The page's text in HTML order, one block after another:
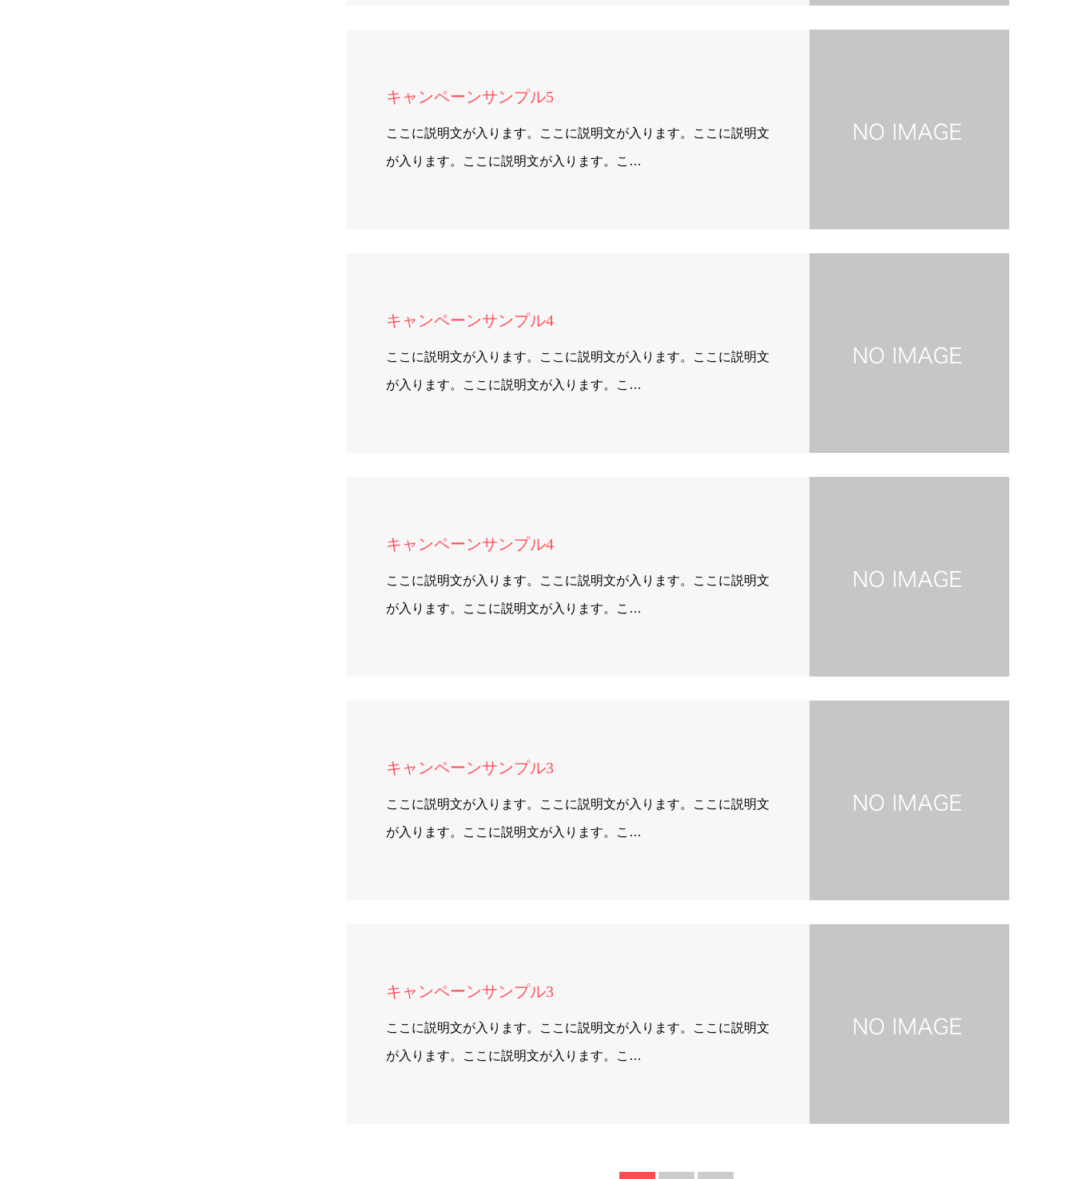
キャンペーンサンプル5
ここに説明文が入ります。ここに説明文が入ります。ここに説明文
が入ります。ここに説明文が入ります。こ…
キャンペーンサンプル4
ここに説明文が入ります。ここに説明文が入ります。ここに説明文
が入ります。ここに説明文が入ります。こ…
キャンペーンサンプル4
ここに説明文が入ります。ここに説明文が入ります。ここに説明文
が入ります。ここに説明文が入ります。こ…
キャンペーンサンプル3
ここに説明文が入ります。ここに説明文が入ります。ここに説明文
が入ります。ここに説明文が入ります。こ…
キャンペーンサンプル3
ここに説明文が入ります。ここに説明文が入ります。ここに説明文
が入ります。ここに説明文が入ります。こ…